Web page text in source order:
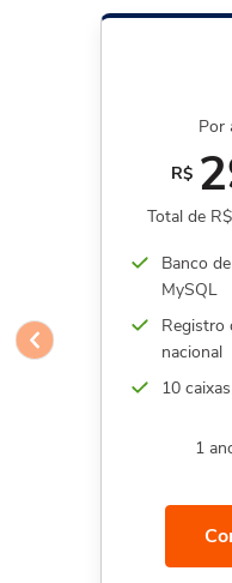
Por
R$
Total de
Banco
MySQL
Registro
nacional
10
1